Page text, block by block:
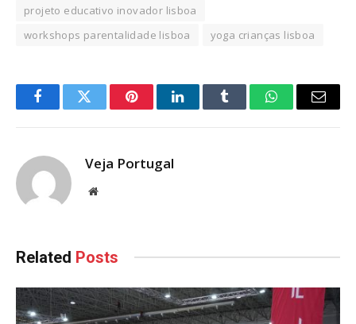
projeto educativo inovador lisboa
workshops parentalidade lisboa
yoga crianças lisboa
FacebookTwitter PinterestLinkedInTumblr WhatsAppEmail
Veja Portugal
Website
Related Posts